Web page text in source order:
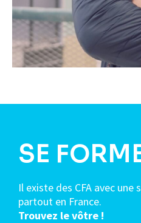
SE
Il existe des CFA avec
partout en France.
Trouvez le vôtre !